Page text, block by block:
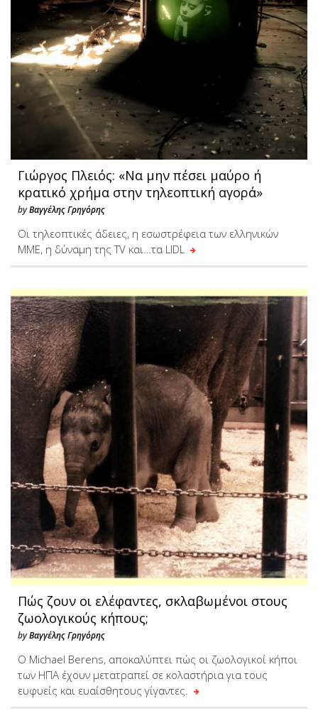
Γιώργος Πλειός: «Να μην πέσει μαύρο ή
κρατικό χρήμα στην τηλεοπτική αγορά»
byΒαγγέλης Γρηγόρης
Οι τηλεοπτικές άδειες, η εσωστρέφεια των ελληνικών
ΜΜΕ, η δύναμη της TV και…τα LIDL
Πώς ζουν οι ελέφαντες, σκλαβωμένοι στους
ζωολογικούς κήπους;
byΒαγγέλης Γρηγόρης
Ο Michael Berens, αποκαλύπτει πώς οι ζωολογικοί κήποι
των ΗΠΑ έχουν μετατραπεί σε κολαστήρια για τους
ευφυείς και ευαίσθητους γίγαντες.